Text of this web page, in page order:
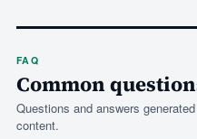
FAQ
Common
Questions and answers
content.